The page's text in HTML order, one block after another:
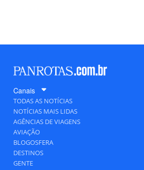
Canais
TODAS AS NOTÍCIAS
NOTÍCIAS MAIS LIDAS
AGÊNCIAS DE VIAGENS
AVIAÇÃO
BLOGOSFERA
DESTINOS
GENTE